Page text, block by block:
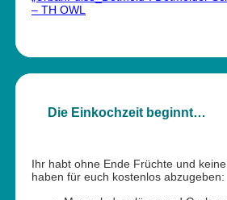
– TH OWL
Die Einkochzeit beginnt…
Ihr habt ohne Ende Früchte und
haben für euch kostenlos abzugeben: